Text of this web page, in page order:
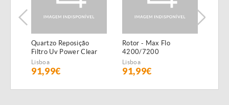
Quartzo Reposição
Filtro Uv Power Clear
Lagoa 55W
Lisboa
91,99€
Rotor - Max Flo
4200/7200
Lisboa
91,99€